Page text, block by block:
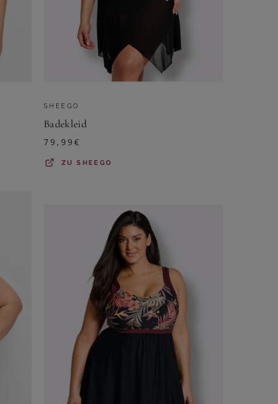
SHEEGO
Badekleid
79,99€
ZUSHEEGO